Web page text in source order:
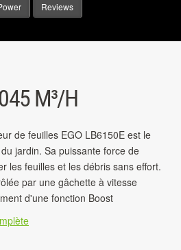
Reviews
M³/H
de feuilles EGO LB6150E est le
jardin. Sa puissante force de
les feuilles et les débris sans effort.
par une gâchette à vitesse
d'une fonction Boost